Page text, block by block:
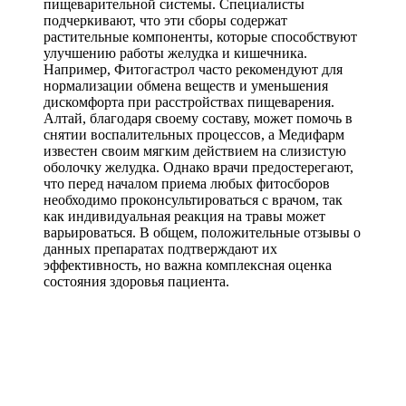
пищеварительной системы. Специалисты
подчеркивают, что эти сборы содержат
растительные компоненты, которые способствуют
улучшению работы желудка и кишечника.
Например, Фитогастрол часто рекомендуют для
нормализации обмена веществ и уменьшения
дискомфорта при расстройствах пищеварения.
Алтай, благодаря своему составу, может помочь в
снятии воспалительных процессов, а Медифарм
известен своим мягким действием на слизистую
оболочку желудка. Однако врачи предостерегают,
что перед началом приема любых фитосборов
необходимо проконсультироваться с врачом, так
как индивидуальная реакция на травы может
варьироваться. В общем, положительные отзывы о
данных препаратах подтверждают их
эффективность, но важна комплексная оценка
состояния здоровья пациента.